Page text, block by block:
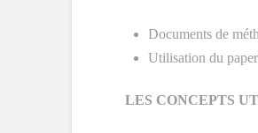
Documents de
Utilisation du
LES CONCEPTS